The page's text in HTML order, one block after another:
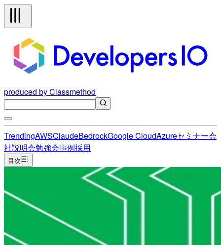
produced by Classmethod
TrendingAWSClaudeBedrockGoogle CloudAzureセミナー会
社説明会勉強会事例採用
目次